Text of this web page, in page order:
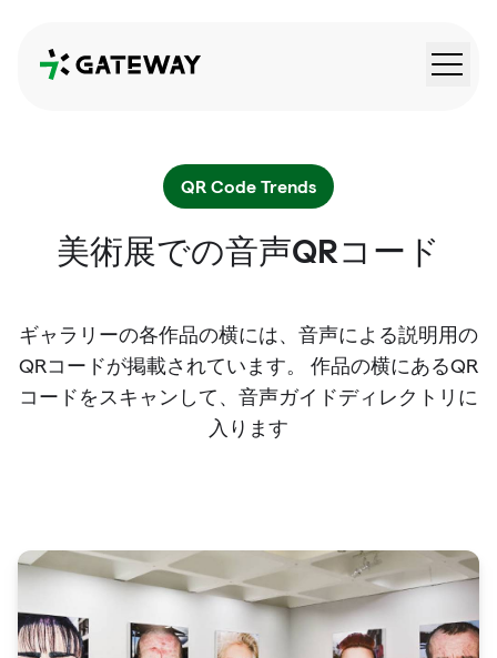
QRGateway
QR Code Trends
美術展での音声QRコード
ギャラリーの各作品の横には、音声による説明用の
QRコードが掲載されています。 作品の横にあるQR
コードをスキャンして、音声ガイドディレクトリに
入ります